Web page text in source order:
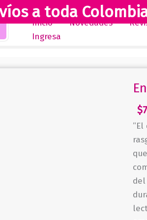
a toda
Inicio Novedades
Ingresa
$